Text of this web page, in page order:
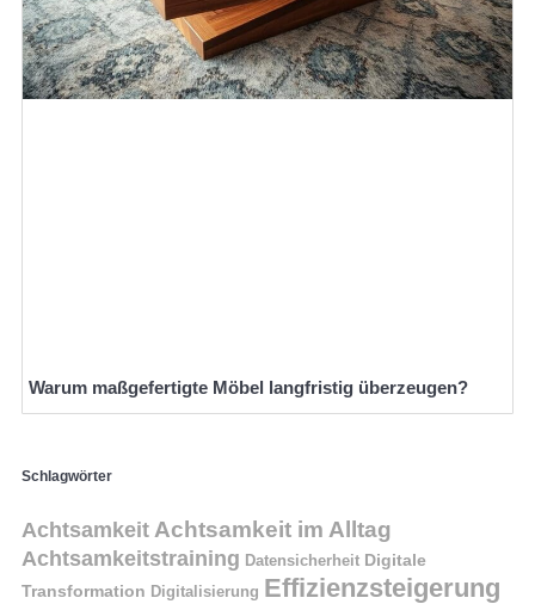
Warum maßgefertigte Möbel langfristig überzeugen?
Schlagwörter
Achtsamkeit Achtsamkeit im Alltag
Achtsamkeitstraining Datensicherheit Digitale
Transformation Digitalisierung Effizienzsteigerung